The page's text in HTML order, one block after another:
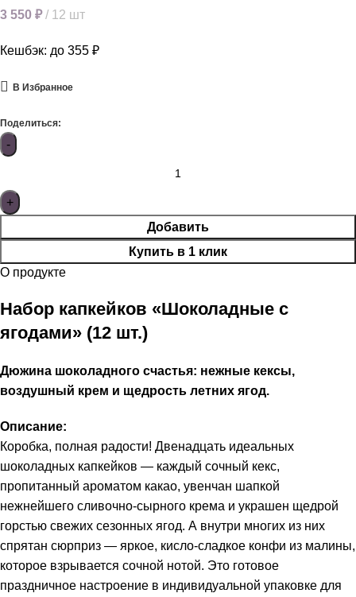
3 550 ₽ 12 шт
Кешбэк: до 355 ₽
В Избранное
Поделиться:
Добавить
Купить в 1 клик
О продукте
Набор капкейков «Шоколадные с
ягодами» (12 шт.)
Дюжина шоколадного счастья: нежные кексы,
воздушный крем и щедрость летних ягод.
Описание:
Коробка, полная радости! Двенадцать идеальных
шоколадных капкейков — каждый сочный кекс,
пропитанный ароматом какао, увенчан шапкой
нежнейшего сливочно-сырного крема и украшен щедрой
горстью свежих сезонных ягод. А внутри многих из них
спрятан сюрприз — яркое, кисло-сладкое конфи из малины,
которое взрывается сочной нотой. Это готовое
праздничное настроение в индивидуальной упаковке для